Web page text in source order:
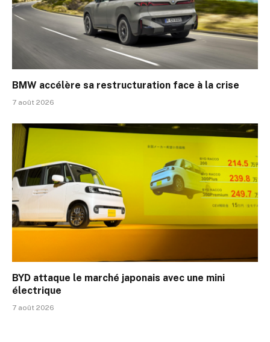
BMW accélère sa restructuration face à la crise
7 août 2026
BYD attaque le marché japonais avec une mini
électrique
7 août 2026